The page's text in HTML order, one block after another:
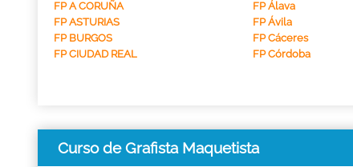
FP A CORUÑA FP Álava
FP ASTURIAS
FP Ávila
FP BURGOS
FP Cáceres
FP CIUDAD REAL
FP Córdoba
Curso de Grafista Maquetista